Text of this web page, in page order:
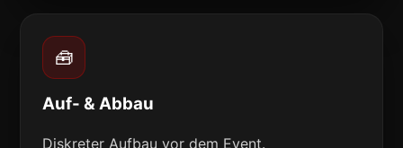
🧰
Auf- & Abbau
Diskreter Aufbau vor dem Event.